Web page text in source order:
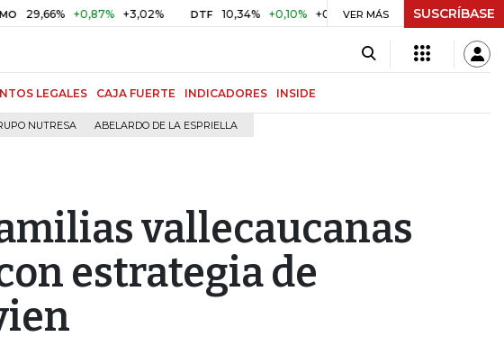
+0,87% +3,02% DTF 10,34% +0,10% +0,98% UVR $ 416,91 +$ 0,05
VER MÁS SUSCRÍBASE
LEGALES CAJA FUERTE INDICADORES INSIDE
NUTRESA ABELARDO DE LA ESPRIELLA
vallecaucanas
estrategia de